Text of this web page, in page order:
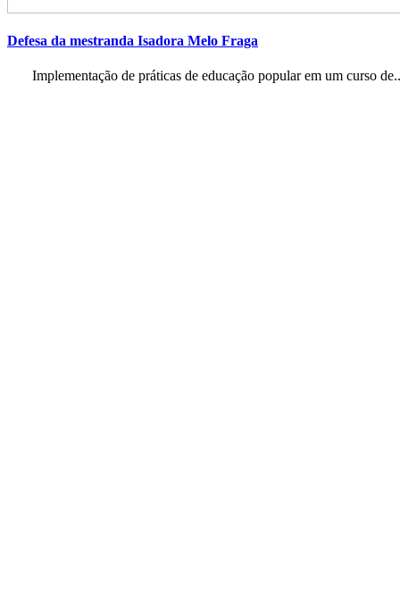
Defesa da mestranda Isadora Melo Fraga
Implementação de práticas de educação popular em um curso